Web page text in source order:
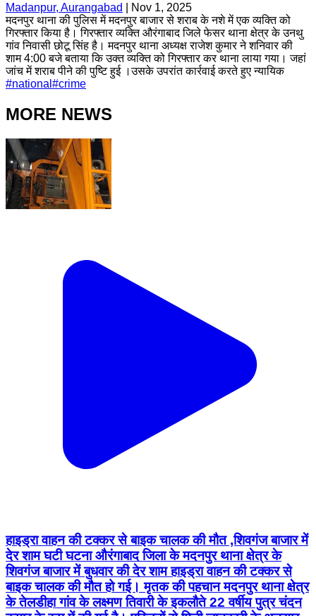
Madanpur, Aurangabad
Nov 1, 2025
मदनपुर थाना की पुलिस में मदनपुर बाजार से शराब के नशे में एक व्यक्ति को
गिरफ्तार किया है। गिरफ्तार व्यक्ति औरंगाबाद जिले फेसर थाना क्षेत्र के उनथु
गांव निवासी छोटू सिंह है। मदनपुर थाना अध्यक्ष राजेश कुमार ने शनिवार की
शाम 4:00 बजे बताया कि उक्त व्यक्ति को गिरफ्तार कर थाना लाया गया। जहां
जांच में शराब पीने की पुष्टि हुई ।उसके उपरांत कार्रवाई करते हुए न्यायिक
#national #crime
MORE NEWS
हाइड्रा वाहन की टक्कर से बाइक चालक की मौत ,शिवगंज बाजार में
देर शाम घटी घटना औरंगाबाद जिला के मदनपुर थाना क्षेत्र के
शिवगंज बाजार में बुधवार की देर शाम हाइड्रा वाहन की टक्कर से
बाइक चालक की मौत हो गई। मृतक की पहचान मदनपुर थाना क्षेत्र
के तेलडीहा गांव के लक्ष्मण तिवारी के इकलौते 22 वर्षीय पुत्र चंदन